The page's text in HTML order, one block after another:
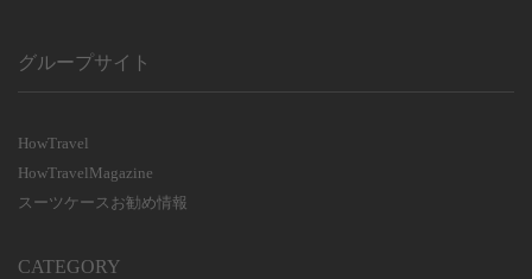
グループサイト
HowTravel
HowTravelMagazine
スーツケースお勧め情報
CATEGORY